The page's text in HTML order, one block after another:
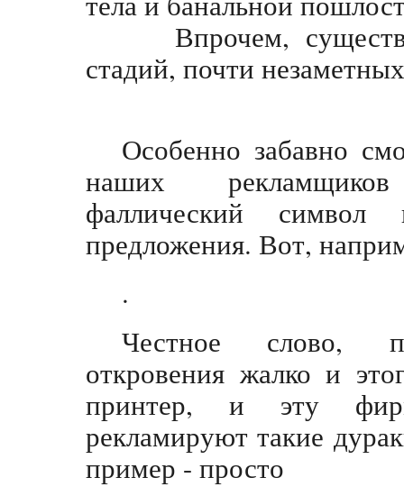
Впрочем,
стадий, почти
Особенно забавно
наших
фаллический символ
предложения. Вот,
.
Честное слово,
откровения жалко и
принтер, и эту
рекламируют такие
пример - просто